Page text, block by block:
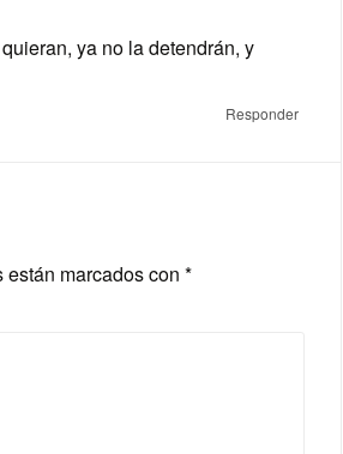
ya no la detendrán, y
Responder
marcados con *